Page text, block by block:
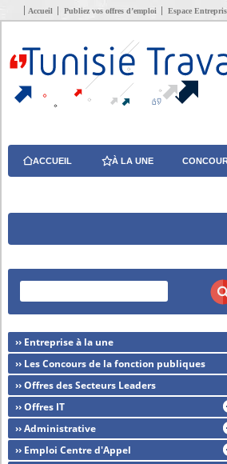
Accueil Publiez vos offres d’emploi Espace
ACCUEIL À LA UNE
›› Entreprise à la une
›› Les Concours de la fonction publiques
›› Offres des Secteurs Leaders
›› Offres IT
›› Administrative
›› Emploi Centre d'Appel